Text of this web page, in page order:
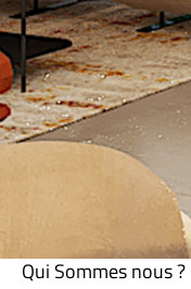
Qui Sommes nous ?